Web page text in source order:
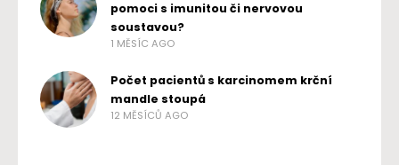
pomoci s imunitou či nervovou
soustavou?
1 MĚSÍC AGO
Počet pacientů s karcinomem krční
mandle stoupá
12 MĚSÍCŮ AGO